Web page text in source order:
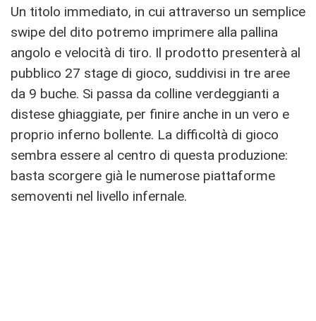
Un titolo immediato, in cui attraverso un semplice
swipe del dito potremo imprimere alla pallina
angolo e velocità di tiro. Il prodotto presenterà al
pubblico 27 stage di gioco, suddivisi in tre aree
da 9 buche. Si passa da colline verdeggianti a
distese ghiaggiate, per finire anche in un vero e
proprio inferno bollente. La difficoltà di gioco
sembra essere al centro di questa produzione:
basta scorgere già le numerose piattaforme
semoventi nel livello infernale.